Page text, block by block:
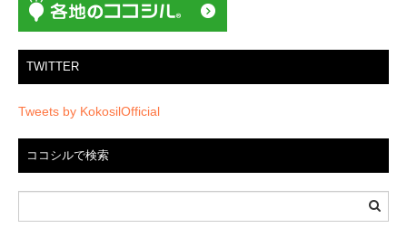
TWITTER
Tweets by KokosilOfficial
ココシルで検索